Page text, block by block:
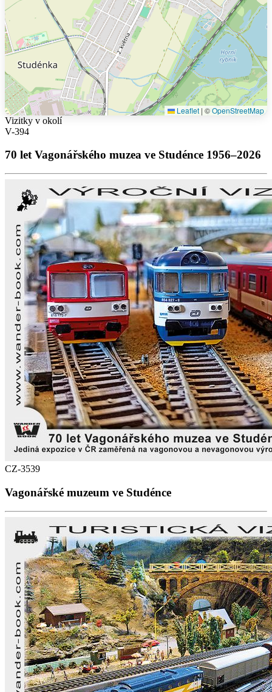
Leaflet | ©OpenStreetMap
Vizitky v okolí
V-394
70 let Vagonářského muzea ve Studénce 1956–2026
CZ-3539
Vagonářské muzeum ve Studénce